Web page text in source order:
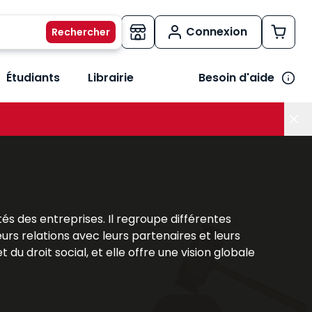
Connexion
métiers
le sous-menu Vos besoins
Étudiants Librairie Besoin d'aide
des entreprises. Il regroupe différentes
relations avec leurs partenaires et leurs
droit social, et elle offre une vision globale